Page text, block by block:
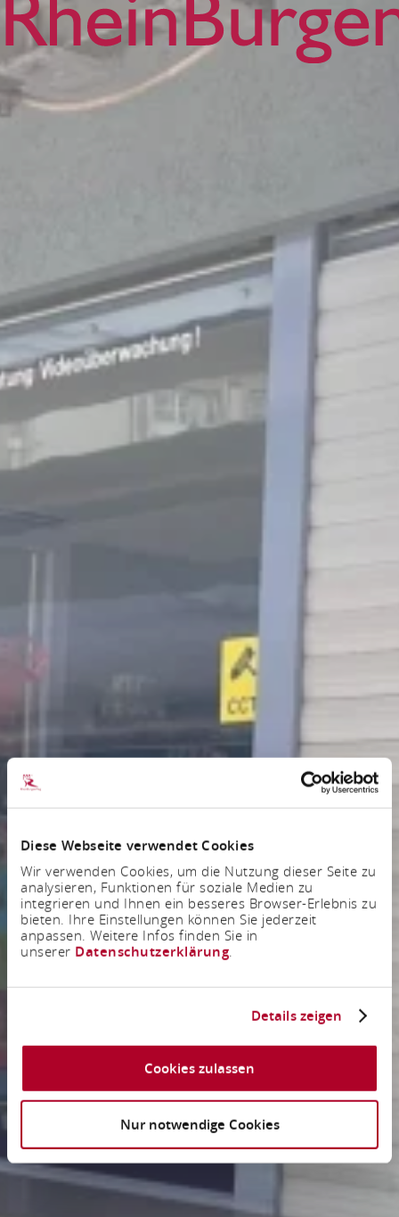
Diese Webseite verwendet Cookies
Wir verwenden Cookies, um die Nutzung dieser Seite zu
analysieren, Funktionen für soziale Medien zu
integrieren und Ihnen ein besseres Browser-Erlebnis zu
bieten. Ihre Einstellungen können Sie jederzeit
anpassen. Weitere Infos finden Sie in
unserer Datenschutzerklärung.
Details zeigen
Cookies zulassen
Nur notwendige Cookies